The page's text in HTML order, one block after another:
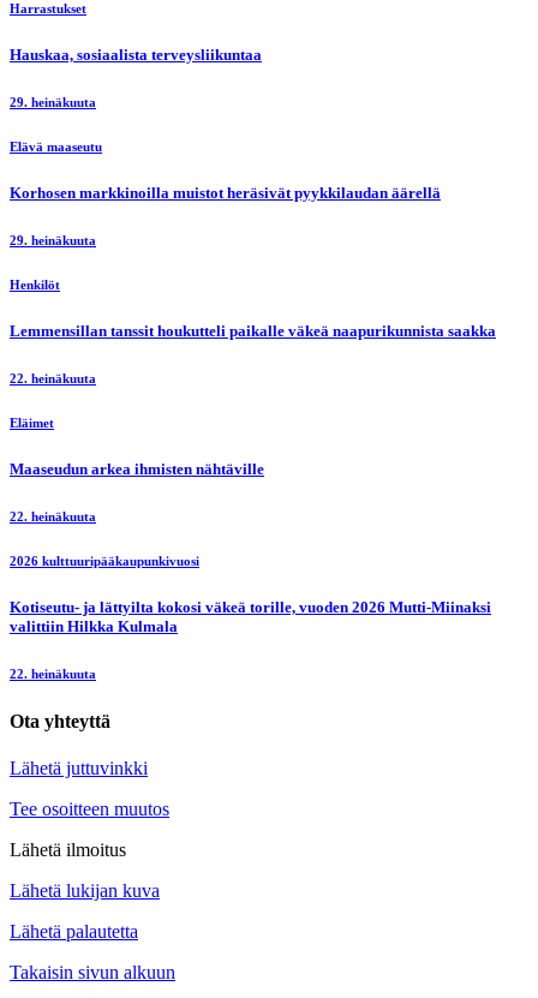
Harrastukset
Hauskaa, sosiaalista terveysliikuntaa
29. heinäkuuta
Elävä maaseutu
Korhosen markkinoilla muistot heräsivät pyykkilaudan äärellä
29. heinäkuuta
Henkilöt
Lemmensillan tanssit houkutteli paikalle väkeä naapurikunnista saakka
22. heinäkuuta
Eläimet
Maaseudun arkea ihmisten nähtäville
22. heinäkuuta
2026 kulttuuripääkaupunkivuosi
Kotiseutu- ja lättyilta kokosi väkeä torille, vuoden 2026 Mutti-Miinaksi
valittiin Hilkka Kulmala
22. heinäkuuta
Ota yhteyttä
Lähetä juttuvinkki
Tee osoitteen muutos
Lähetä ilmoitus
Lähetä lukijan kuva
Lähetä palautetta
Takaisin sivun alkuun